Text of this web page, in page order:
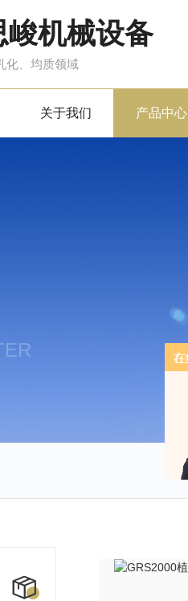
峻机械设备
化、均质领域
关于我们 产品中心